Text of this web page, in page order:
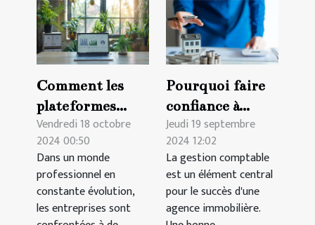
Comment les
plateformes
digitales
révolutionnent
la gestion des
formations en
entreprise
Vendredi 18 octobre
2024 00:50
Dans un monde
professionnel en
constante évolution,
les entreprises sont
Pourquoi faire
confiance à
Blindtrust pour
la comptabilité
de votre agence
immobilière ?
Jeudi 19 septembre
2024 12:02
La gestion comptable
est un élément central
pour le succès d'une
agence immobilière.